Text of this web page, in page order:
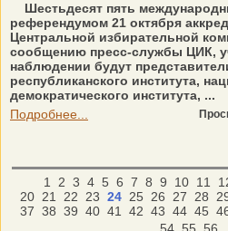
Шестьдесят пять
референдумом 21 октября
Центральной избирательной
сообщению пресс-службы ЦИК,
наблюдении будут
республиканского института,
демократического института, ...
Подробнее...
1 2 3 4 5 6 7 8 9 10 11
20 21 22 23 24 25 26 27 28
37 38 39 40 41 42 43 44 45